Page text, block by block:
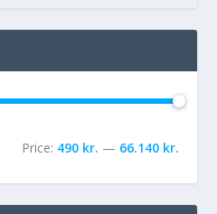
Price: 490 kr. — 66.140 kr.